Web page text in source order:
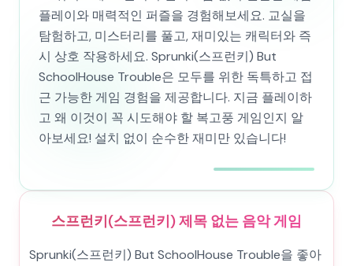
플레이와 매력적인 퍼즐을 경험해보세요. 교실을
탐험하고, 미스터리를 풀고, 재미있는 캐릭터와 즉
시 상호 작용하세요. Sprunki(스프런키) But
SchoolHouse Trouble은 모두를 위한 독특하고 접
근 가능한 게임 경험을 제공합니다. 지금 플레이하
고 왜 이것이 꼭 시도해야 할 복고풍 게임인지 알
아보세요! 설치 없이 순수한 재미만 있습니다!
스프런키(스프런키) 제목 없는 음악 게임
Sprunki(스프런키) But SchoolHouse Trouble을 좋아